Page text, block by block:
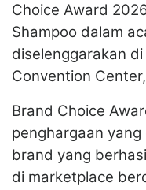
Choice Award
Shampoo dalam
diselenggarakan
Convention
Brand Choice
penghargaan
brand yang
di marketplace